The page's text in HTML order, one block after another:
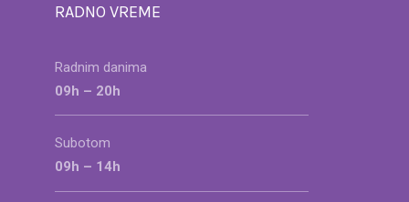
RADNO VREME
Radnim danima
09h – 20h
Subotom
09h – 14h